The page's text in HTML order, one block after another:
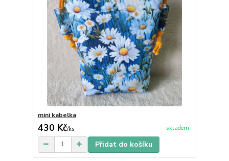
mini kabelka
430 Kč/ks skladem
Přidat do košíku